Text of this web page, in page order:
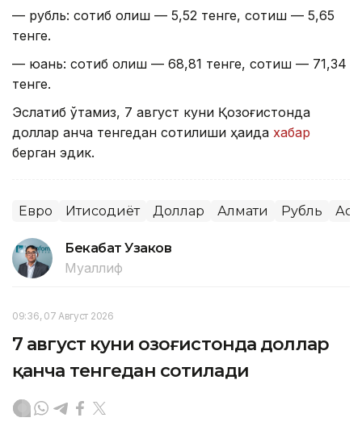
— рубль: сотиб олиш — 5,52 тенге, сотиш — 5,65
тенге.
— юань: сотиб олиш — 68,81 тенге, сотиш — 71,34
тенге.
Эслатиб ўтамиз, 7 август куни Қозоғистонда
доллар қанча тенгедан сотилиши ҳақида хабар
берган эдик.
Евро Иқтисодиёт Доллар Алмати Рубль
Бекабат Узаков
Муаллиф
09:36, 07 Август 2026
7 август куни Қозоғистонда доллар
қанча тенгедан сотилади